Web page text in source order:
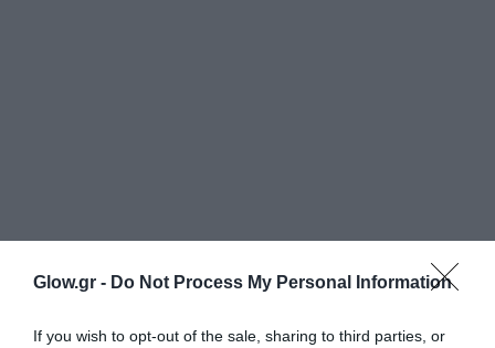
Glow.gr - Do Not Process My Personal Information
If you wish to opt-out of the sale, sharing to third parties, or